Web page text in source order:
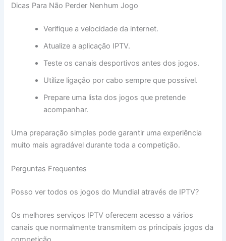
Dicas Para Não Perder Nenhum Jogo
Verifique a velocidade da internet.
Atualize a aplicação IPTV.
Teste os canais desportivos antes dos jogos.
Utilize ligação por cabo sempre que possível.
Prepare uma lista dos jogos que pretende
acompanhar.
Uma preparação simples pode garantir uma experiência
muito mais agradável durante toda a competição.
Perguntas Frequentes
Posso ver todos os jogos do Mundial através de IPTV?
Os melhores serviços IPTV oferecem acesso a vários
canais que normalmente transmitem os principais jogos da